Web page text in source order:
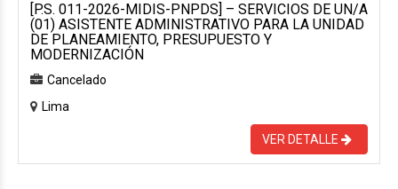
[P.S. 011-2026-MIDIS-PNPDS] – SERVICIOS DE UN/A
(01) ASISTENTE ADMINISTRATIVO PARA LA UNIDAD
DE PLANEAMIENTO, PRESUPUESTO Y
MODERNIZACIÓN
Cancelado
Lima
VER DETALLE